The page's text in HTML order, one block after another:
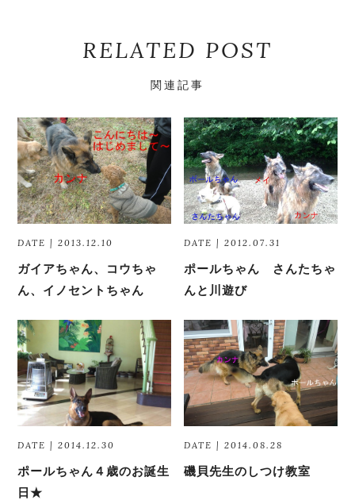
RELATED POST
関連記事
DATE | 2013.12.10
ガイアちゃん、コウちゃ
ん、イノセントちゃん
DATE | 2012.07.31
ポールちゃん さんたちゃ
んと川遊び
DATE | 2014.12.30
ポールちゃん４歳のお誕生
日★
DATE | 2014.08.28
磯貝先生のしつけ教室